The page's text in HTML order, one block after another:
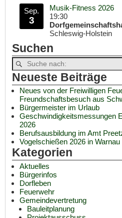
Sep.
3
Musik-Fitness 2026
19:30
Schleswig-Holstein
Suchen
Neueste Beiträge
Neues von der Freiwilligen
Freundschaftsbesuch aus
Bürgermeister im Urlaub
Geschwindigkeitsmessungen
2026
Berufsausbildung im Amt
Vogelschießen 2026 in Warnau
Kategorien
Aktuelles
Bürgerinfos
Dorfleben
Feuerwehr
Gemeindevertretung
Bauleitplanung